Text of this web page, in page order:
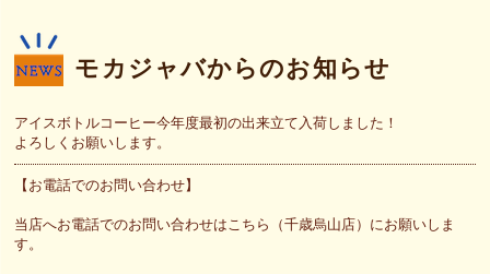
モカジャバからのお知らせ
アイスボトルコーヒー今年度最初の出来立て入荷しました！
よろしくお願いします。
【お電話でのお問い合わせ】
当店へお電話でのお問い合わせはこちら（千歳烏山店）にお願いしま
す。